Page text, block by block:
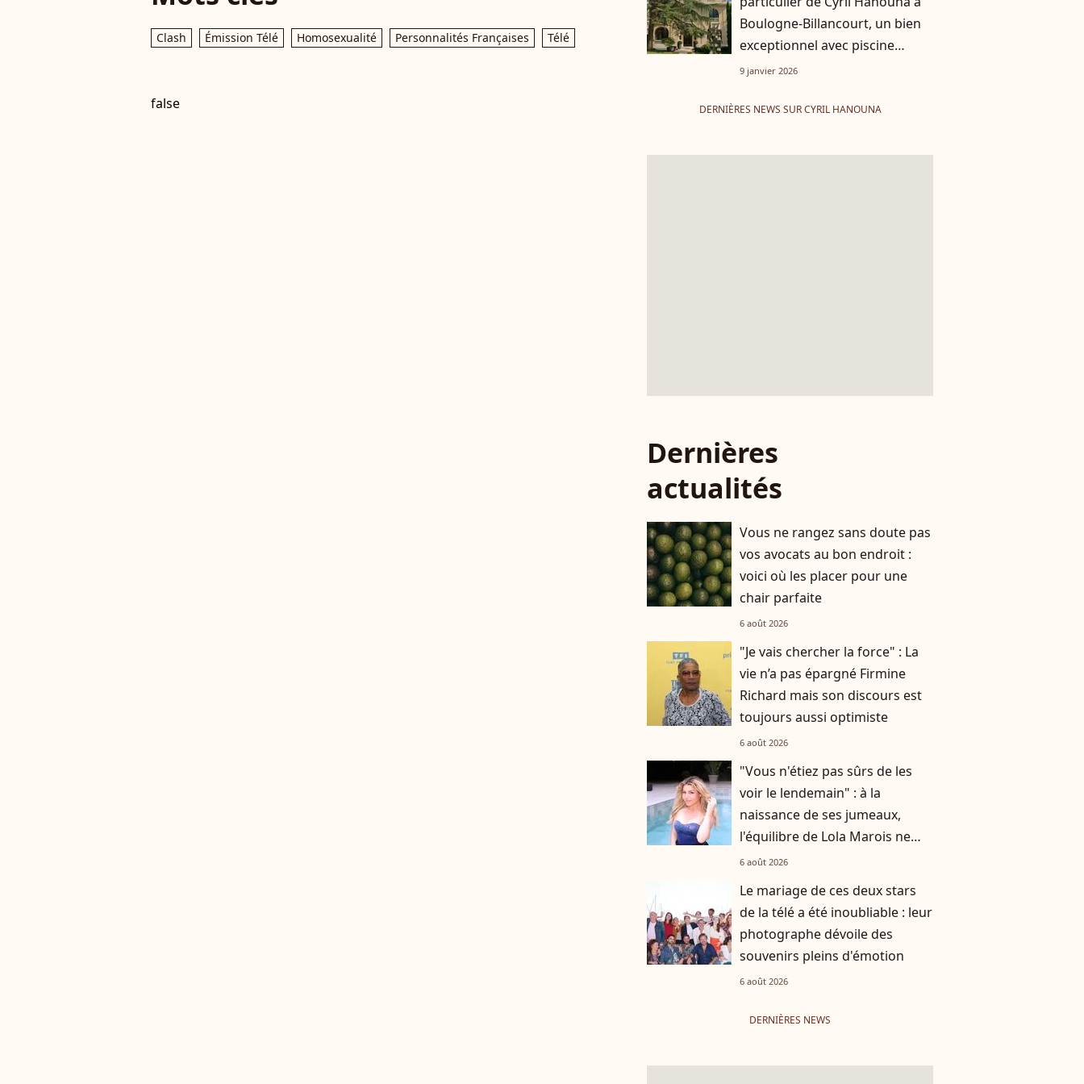
Clash Émission Télé Homosexualité Personnalités Françaises Télé
false
Boulogne-Billancourt, un bien
exceptionnel avec piscine
intérieure
9 janvier 2026
DERNIÈRES NEWS SUR CYRIL HANOUNA
Dernières
actualités
Vous ne rangez sans doute pas
vos avocats au bon endroit :
voici où les placer pour une
chair parfaite
6 août 2026
"Je vais chercher la force" : La
vie n’a pas épargné Firmine
Richard mais son discours est
toujours aussi optimiste
6 août 2026
"Vous n'étiez pas sûrs de les
voir le lendemain" : à la
naissance de ses jumeaux,
l'équilibre de Lola Marois ne
tenait qu'à un fil
6 août 2026
Le mariage de ces deux stars
de la télé a été inoubliable : leur
photographe dévoile des
souvenirs pleins d'émotion
6 août 2026
DERNIÈRES NEWS